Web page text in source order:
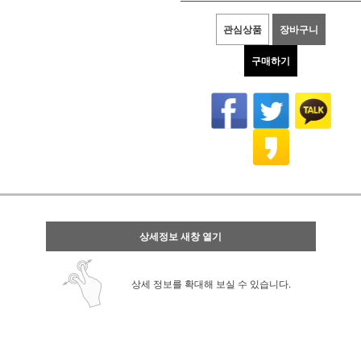
관심상품 장바구니
구매하기
상세정보 새창 열기
상세 정보를 확대해 보실 수 있습니다.